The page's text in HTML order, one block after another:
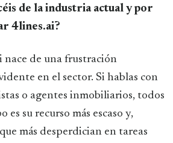
de la industria actual y por
4lines.ai?
nace de una frustración
en el sector. Si hablas con
o agentes inmobiliarios, todos
es su recurso más escaso y,
más desperdician en tareas